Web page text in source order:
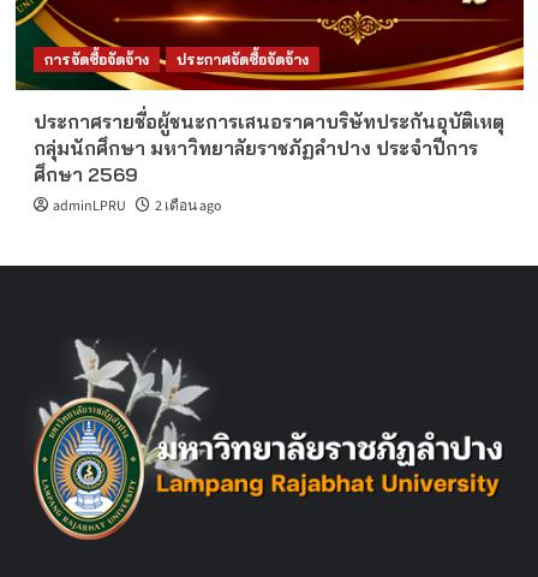
การจัดซื้อจัดจ้าง ประกาศจัดซื้อจัดจ้าง
ประกาศรายชื่อผู้ชนะการเสนอราคาบริษัทประกันอุบัติเหตุ
กลุ่มนักศึกษา มหาวิทยาลัยราชภัฏลำปาง ประจำปีการ
ศึกษา 2569
adminLPRU 2 เดือน ago